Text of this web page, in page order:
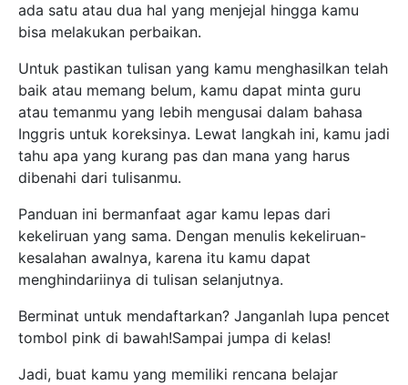
ada satu atau dua hal yang menjejal hingga kamu
bisa melakukan perbaikan.
Untuk pastikan tulisan yang kamu menghasilkan telah
baik atau memang belum, kamu dapat minta guru
atau temanmu yang lebih mengusai dalam bahasa
Inggris untuk koreksinya. Lewat langkah ini, kamu jadi
tahu apa yang kurang pas dan mana yang harus
dibenahi dari tulisanmu.
Panduan ini bermanfaat agar kamu lepas dari
kekeliruan yang sama. Dengan menulis kekeliruan-
kesalahan awalnya, karena itu kamu dapat
menghindariinya di tulisan selanjutnya.
Berminat untuk mendaftarkan? Janganlah lupa pencet
tombol pink di bawah!Sampai jumpa di kelas!
Jadi, buat kamu yang memiliki rencana belajar